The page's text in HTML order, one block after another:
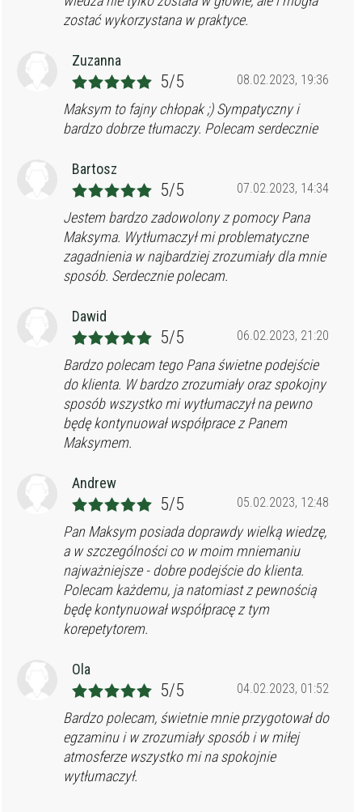
zostać wykorzystana w praktyce.
Zuzanna
08.02.2023, 19:36
5/5
Maksym to fajny chłopak ;) Sympatyczny i
bardzo dobrze tłumaczy. Polecam serdecznie
Bartosz
07.02.2023, 14:34
5/5
Jestem bardzo zadowolony z pomocy Pana
Maksyma. Wytłumaczył mi problematyczne
zagadnienia w najbardziej zrozumiały dla mnie
sposób. Serdecznie polecam.
Dawid
06.02.2023, 21:20
5/5
Bardzo polecam tego Pana świetne podejście
do klienta. W bardzo zrozumiały oraz spokojny
sposób wszystko mi wytłumaczył na pewno
będę kontynuował współprace z Panem
Maksymem.
Andrew
05.02.2023, 12:48
5/5
Pan Maksym posiada doprawdy wielką wiedzę,
a w szczególności co w moim mniemaniu
najważniejsze - dobre podejście do klienta.
Polecam każdemu, ja natomiast z pewnością
będę kontynuował współpracę z tym
korepetytorem.
Ola
04.02.2023, 01:52
5/5
Bardzo polecam, świetnie mnie przygotował do
egzaminu i w zrozumiały sposób i w miłej
atmosferze wszystko mi na spokojnie
wytłumaczył.